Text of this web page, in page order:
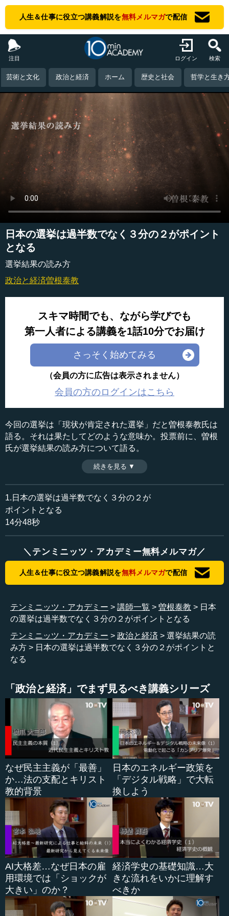
人生＆仕事に役立つ講義解説を無料メルマガで配信
注目 ログイン 検索
芸術と文化 政治と経済 ホーム 歴史と社会 哲学と生き
日本の選挙は過半数でなく３分の２がポイント
となる
選挙結果の読み方
政治と経済曽根泰教
スキマ時間でも、ながら学びでも
第一人者による講義を1話10分でお届け
さっそく始めてみる
（会員の方に広告は表示されません）
会員の方のログインはこちら
今回の選挙は「現状が肯定された選挙」だと曽根泰教氏は
語る。それは果たしてどのような意味か。投票前に、曽根
氏が選挙結果の読み方について語る。
収録日：2014年12月11日
追加日：2014年12月12日
カテゴリー：
政治
政治制度・政治体系
●自民党の議席最大化戦略が見事に当たった選挙
それでは、選挙についてお話しします。今回は、選挙結
今回の選挙は、総じて関心が薄く、投票率も前回ほどで
のか。一つは、以前のお話で示したように、選挙戦術上、
野党の準備不足を見越して解散時期を決めたという意味
で、自公、特に自民党の議席の最大化という戦略が見事に
その選挙戦術が成功した後ろ側に何があるのでしょう
か。野党は準備不足で、いつでも政権を取れる準備ができ
ていませんでした。候補者調整ができておらず、野党乱立
状態で、前々回、政権交代があった際に共産党は候補者を
出さなかったところがありましたが、今回は小選挙区にも
ほとんど全員候補者を立てています。それから、第三極を
狙って存在感を示そうとする政党には離合集散がありまし
た。結果として、今回、民主党の増加はそれほどでもない
だろうと思います。現状維持か少し多い程度でしょう。維
新の党と次世代の党、生活の党は極めて厳しい状態で、生
き残りが難しくなってきました。
候補者調整ができたところを見ても、候補者を比較する
と、総じて自民党の現職が強いようです。以前から、小選
挙区は風が吹くと揺れ幅が大きいと主張する方がいます
が、もちろんその側面があると同時に、小選挙区は現職が
強いとも言えます。今回は、小選挙区の特徴のうち、再選
確率が高い面が現れそうだと見たらよいのではないかと思
います。
続きを見る ▼
1.日本の選挙は過半数でなく３分の２が
ポイントとなる
14分48秒
＼テンミニッツ・アカデミー無料メルマガ／
人生＆仕事に役立つ講義解説を無料メルマガで配信
テンミニッツ・アカデミー 講師一覧 曽根泰教
日本
の選挙は過半数でなく３分の２がポイントとなる
テンミニッツ・アカデミー
政治と経済
選挙結果の読
み方
日本の選挙は過半数でなく３分の２がポイントと
なる
「政治と経済」でまず見るべき講義シリーズ
なぜ民主主義が「最善」
か…法の支配とキリスト
教的背景
日本のエネルギー政策を
「デジタル戦略」で大転
換しよう
AI大格差…なぜ日本の雇
用環境では「ショックが
大きい」のか？
経済学史の基礎知識…大
きな流れをいかに理解す
べきか